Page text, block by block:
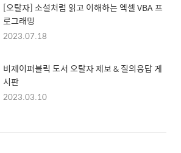
[오탈자] 소설처럼 읽고 이해하는 엑셀 VBA 프
로그래밍
2023.07.18
비제이퍼블릭 도서 오탈자 제보 & 질의응답 게
시판
2023.03.10